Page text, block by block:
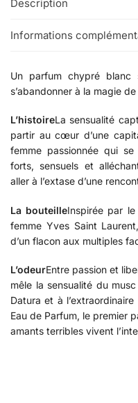
3
Description
Informations
Un parfum chypré blanc
s’abandonner à la magie de
L’histoireLa sensualité
partir au cœur d’une
femme passionnée qui
forts, sensuels et
aller à l’extase d’une
La bouteilleInspirée par
femme Yves Saint
d’un flacon aux multiples
L’odeurEntre passion et
mêle la sensualité du
Datura et à
Eau de Parfum, le premier
amants terribles vivent